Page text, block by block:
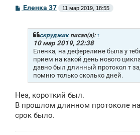
С
о
Еленка 37 11 мар 2019, 18:55
скруджикписал(а): ↑
10 мар 2019, 22:38
Еленка, на деферелине была у
прием на какой день нового
давно был длинный протокол т
помню только сколько дней.
Неа, короткий был.
В прошлом длинном протоколе
срок было.